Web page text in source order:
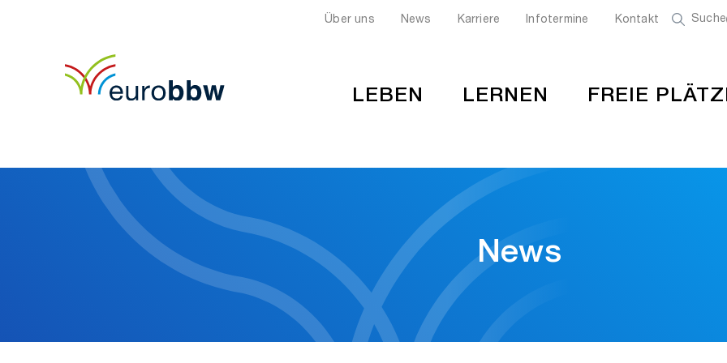
Über uns News Karriere Infotermine Kontakt Suche
LEBEN LERNEN FREIE
News